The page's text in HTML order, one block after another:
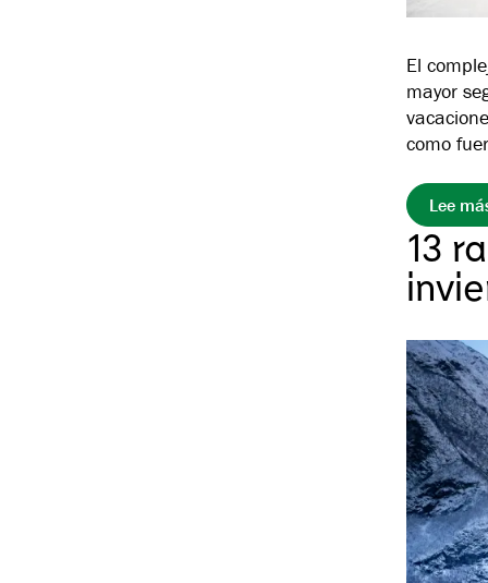
El
mayor
como
Lee
13